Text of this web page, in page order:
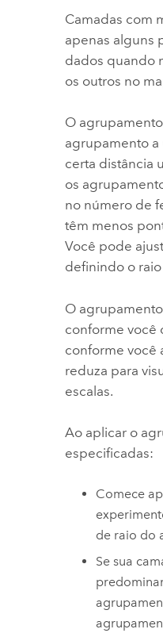
Camadas com
apenas alguns
dados quando
os outros no
O
agrupamento
certa distância
os
no número de
têm menos
Você pode
definindo o
O
conforme você
conforme você
reduza para
escalas.
Ao aplicar o
especificadas:
Comece
de raio do
Se sua